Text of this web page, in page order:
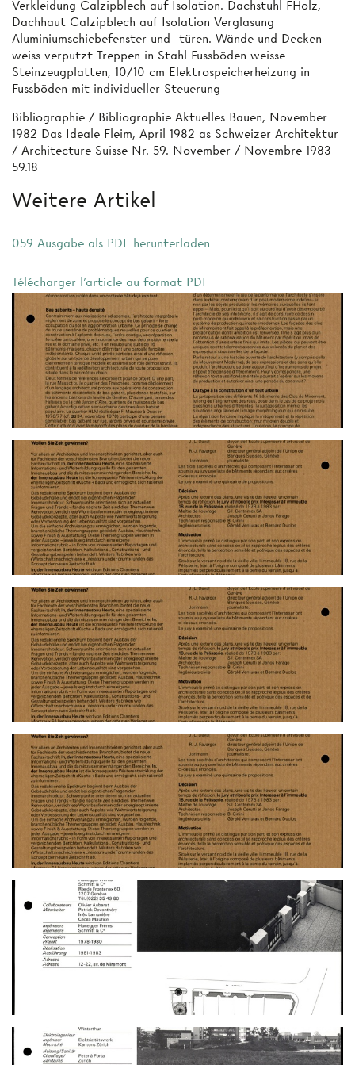
Verkleidung Calzipblech auf Isolation. Dachstuhl FHolz,
Dachhaut Calzipblech auf Isolation Verglasung
Aluminiumschiebefenster und -türen. Wände und Decken
weiss verputzt Treppen in Stahl Fussböden weisse
Steinzeugplatten, 10/10 cm Elektrospeicherheizung in
Fussböden mit individueller Steuerung
Bibliographie / Bibliographie Aktuelles Bauen, November
1982 Das Ideale Fleim, April 1982 as Schweizer Architektur
/ Architecture Suisse Nr. 59. November / Novembre 1983
59.18
Weitere Artikel
059 Ausgabe als PDF herunterladen
Télécharger l'article au format PDF